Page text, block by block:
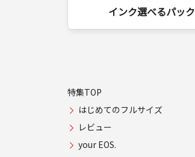
インク選べるパック
特集TOP
はじめてのフルサイズ
レビュー
your EOS.